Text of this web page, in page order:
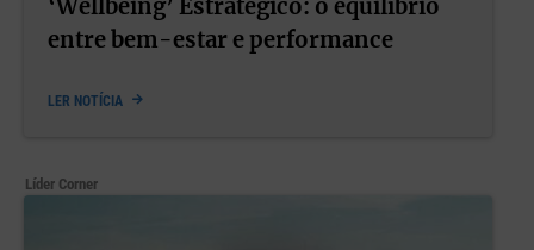
‘Wellbeing’ Estratégico: o equilíbrio
entre bem-estar e performance
LER NOTÍCIA
Líder Corner